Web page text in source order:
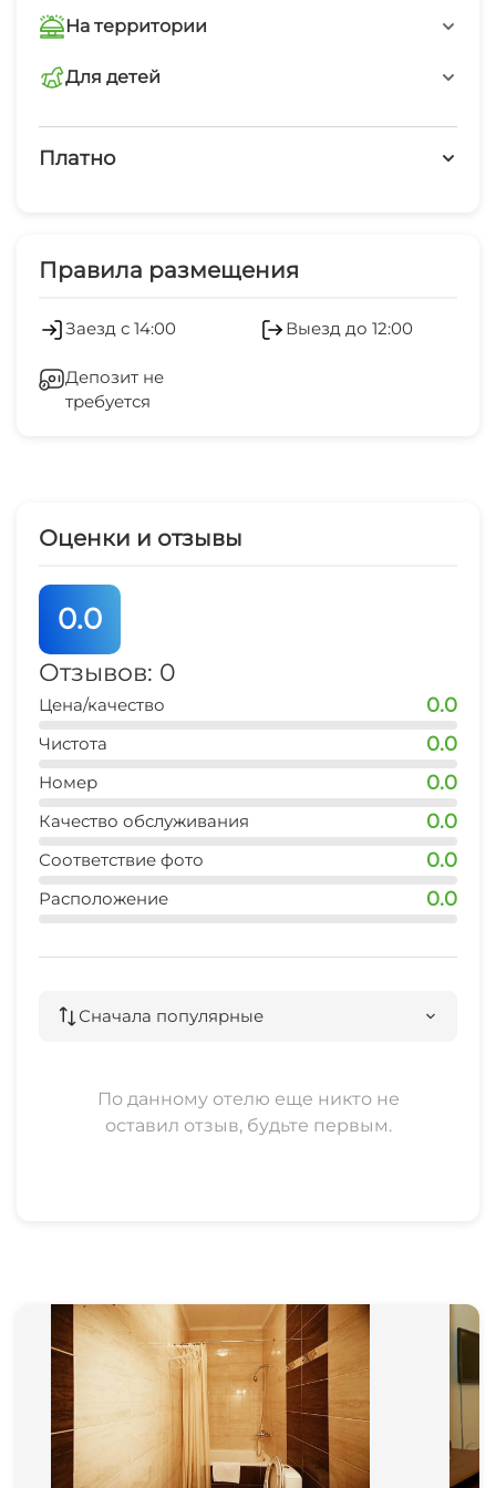
и насыщенного дня. Имеются телевизор.
На территории
Интернет Wi-Fi
Для детей
детская площадка
Платно
Сейф
Спутниковое ТВ
Прачечная
Правила размещения
Заезд с 14:00 Выезд до 12:00
Депозит не
требуется
Оценки и отзывы
0.0
Отзывов: 0
Цена/качество 0.0
Чистота 0.0
Номер 0.0
Качество обслуживания 0.0
Соответствие фото 0.0
Расположение 0.0
Сначала популярные
По данному отелю еще никто не
оставил отзыв, будьте первым.